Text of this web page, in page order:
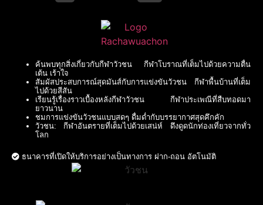
ค้นพบทุกสิ่งเกี่ยวกับกีฬาวัวชน กีฬาโบราณที่เต็มไปด้วยความตื่น
เต้น เร้าใจ
สัมผัสประสบการณ์สุดมันส์กับการแข่งขันวัวชน กีฬาพื้นบ้านที่เต็ม
ไปด้วยสีสัน
เรียนรู้เรื่องราวเบื้องหลังกีฬาวัวชน กีฬาประเพณีที่สืบทอดมา
ยาวนาน
ชมการแข่งขันวัวชนแบบสดๆ ดื่มด่ำกับบรรยากาศสุดคึกคัก
วัวชน: กีฬาอันตรายที่เต็มไปด้วยเสน่ห์ ดึงดูดนักท่องเที่ยวจากทั่ว
โลก
ธนาคารที่เปิดให้บริการอย่างเป็นทางการ ฝาก-ถอน อัตโนมัติ